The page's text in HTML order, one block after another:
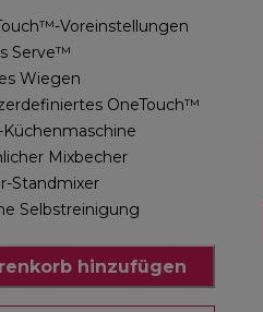
Voreinstellungen
Serve™
Wiegen
OneTouch™
Mixbecher
Standmixer
Selbstreinigung
hinzufügen